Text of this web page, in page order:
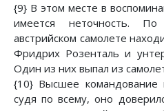
{9} В этом месте в
имеется неточность.
австрийском самолете
Фридрих Розенталь и
Один из них выпал из
{10} Высшее командование
судя по всему, оно